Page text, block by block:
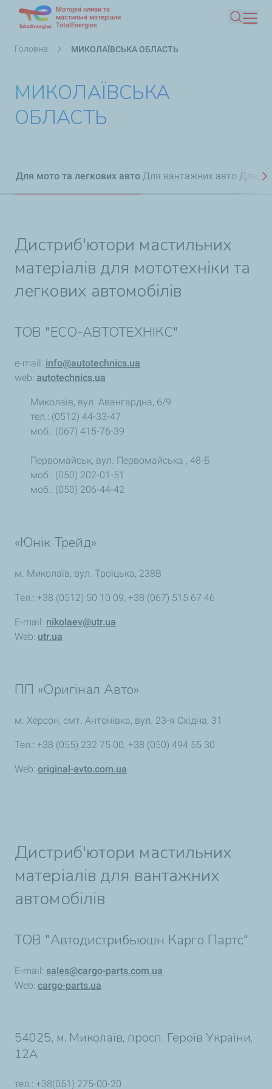
основного
Моторні оливи та
мастильні матеріали
TotalEnergies
Пошук
Рядок
Головна МИКОЛАЇВСЬКА ОБЛАСТЬ
МИКОЛАЇВСЬКА
ОБЛАСТЬ
Для мото та легкових авто Для вантажних авто Для
Дистриб'ютори мастильних
матеріалів для мототехніки та
легкових автомобілів
ТОВ "ЕСО-АВТОТЕХНІКС"
e-mail: info@autotechnics.ua
web: autotechnics.ua
Миколаїв, вул. Авангардна, 6/9
тел.: (0512) 44-33-47
моб.: (067) 415-76-39
Первомайськ, вул. Первомайська , 48-Б
моб.: (050) 202-01-51
моб.: (050) 206-44-42
«Юнік Трейд»
м. Миколаїв, вул. Троїцька, 238В
Тел.: +38 (0512) 50 10 09, +38 (067) 515 67 46
E-mail: nikolaev@utr.ua
Web: utr.ua
ПП «Оригінал Авто»
м. Херсон, смт. Антонівка, вул. 23-я Східна, 31
Тел.: +38 (055) 232 75 00, +38 (050) 494 55 30
Web: original-avto.com.ua
Дистриб'ютори мастильних
матеріалів для вантажних
автомобілів
ТОВ "Автодистрибьюшн Карго Партс"
E-mail: sales@cargo-parts.com.ua
Web: cargo-parts.ua
54025, м. Миколаїв, просп. Героїв України,
12А
тел.: +38(051) 275-00-20